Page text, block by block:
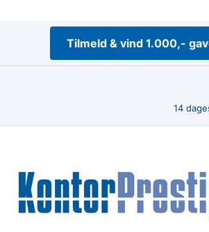
Tilmeld & vind 1.000,-
14